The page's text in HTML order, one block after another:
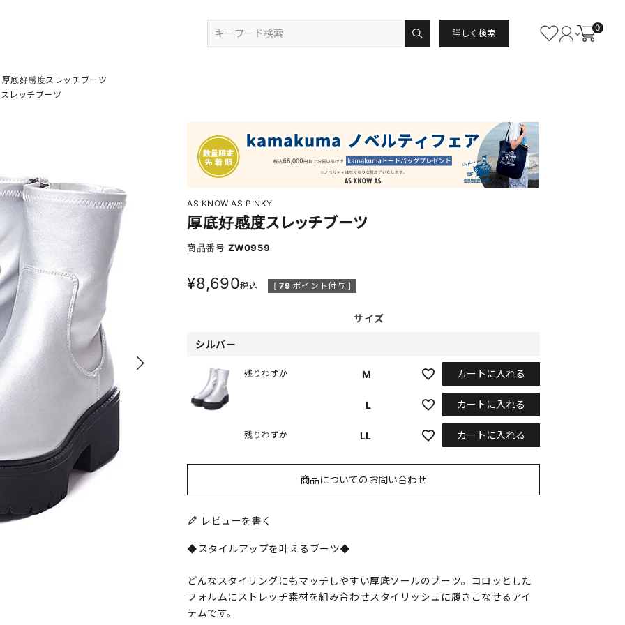
詳しく検索
0
厚底好感度スレッチブーツ
レッチブーツ
AS KNOW AS PINKY
厚底好感度スレッチブーツ
商品番号 ZW0959
¥8,690税込 [ 79 ポイント付与 ]
サイズ
シルバー
M
残りわずか カートに入れる
L カートに入れる
LL
残りわずか カートに入れる
商品についてのお問い合わせ
レビューを書く
◆スタイルアップを叶えるブーツ◆
どんなスタイリングにもマッチしやすい厚底ソールのブーツ。コロッとした
フォルムにストレッチ素材を組み合わせスタイリッシュに履きこなせるアイ
テムです。